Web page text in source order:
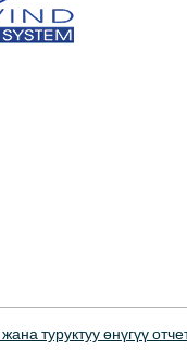
туруктуу өнүгүү